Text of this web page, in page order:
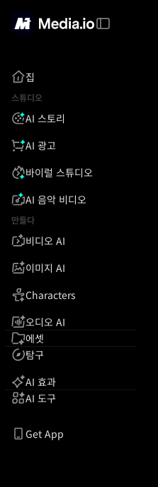
집
스튜디오
AI 스토리
AI 광고
바이럴 스튜디오
AI 음악 비디오
만들다
비디오 AI
이미지 AI
Characters
오디오 AI
에셋
탐구
AI 효과
AI 도구
Get App